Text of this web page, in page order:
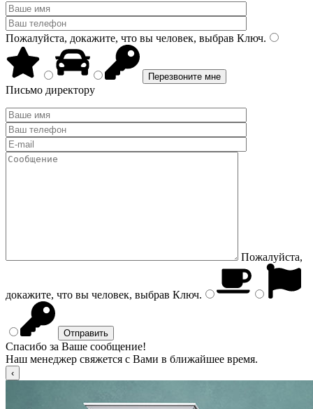
Пожалуйста, докажите, что вы человек, выбрав Ключ.
Письмо директору
Пожалуйста,
докажите, что вы человек, выбрав Ключ.
Спасибо за Ваше сообщение!
Наш менеджер свяжется с Вами в ближайшее время.